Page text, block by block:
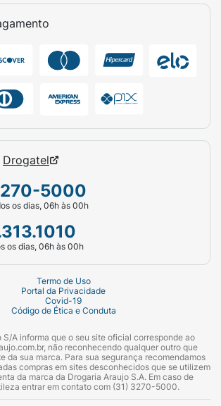
Drogatel
5000
os dias, 06h às 00h
os dias, 06h às 00h
Termo de Uso
Portal da Privacidade
Covid-19
Código de Ética e Conduta
S/A informa que o seu site oficial corresponde ao
não reconhecendo qualquer outro que
da sua marca. Para sua segurança recomendamos
compras em sites desconhecidos que se utilizem
da marca da Drogaria Araujo S.A. Em caso de
entrar em contato com (31) 3270-5000.